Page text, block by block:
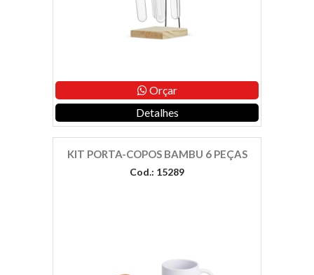
Orçar
Detalhes
KIT PORTA-COPOS BAMBU 6 PEÇAS
Cod.: 15289